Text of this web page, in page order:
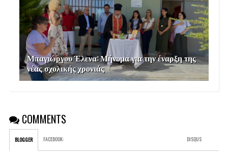
Μπαγιώργου Έλενα: Μήνυμα για την έναρξη της
νέας σχολικής χρονιάς
COMMENTS
BLOGGER FACEBOOK: DISQUS